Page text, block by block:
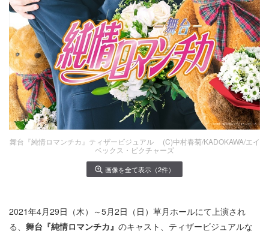
舞台『純情ロマンチカ』ティザービジュアル (C)中村春菊/KADOKAWA/エイ
ベックス・ピクチャーズ
画像を全て表示（2件）
2021年4月29日（木）～5月2日（日）草月ホールにて上演され
る、 舞台『純情ロマンチカ』 のキャスト、ティザービジュアルな